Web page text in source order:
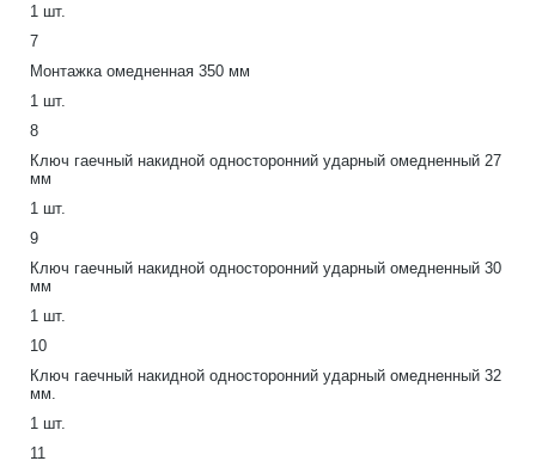
1 шт.
7
Монтажка омедненная 350 мм
1 шт.
8
Ключ гаечный накидной односторонний ударный омедненный 27
мм
1 шт.
9
Ключ гаечный накидной односторонний ударный омедненный 30
мм
1 шт.
10
Ключ гаечный накидной односторонний ударный омедненный 32
мм.
1 шт.
11